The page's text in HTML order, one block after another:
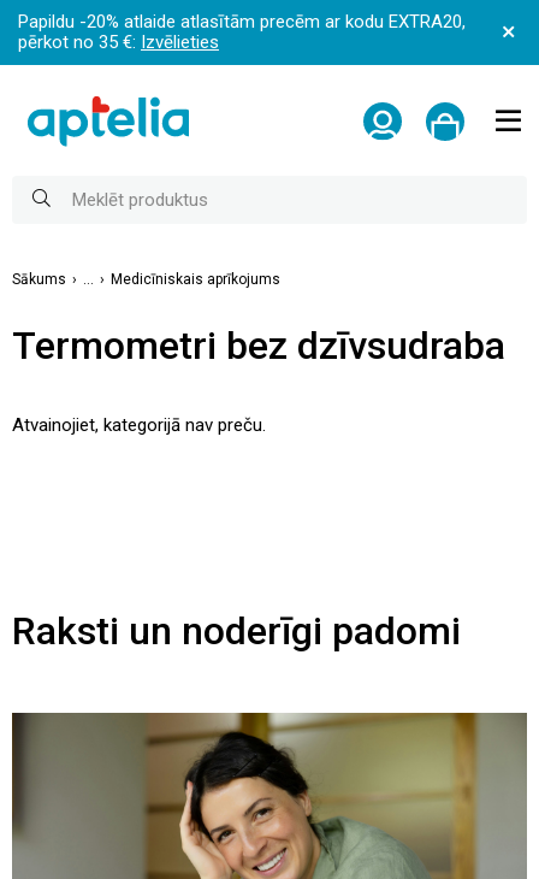
Papildu -20% atlaide atlasītām precēm ar kodu EXTRA20,
pērkot no 35 €: Izvēlieties
Sākums Medicīniskais aprīkojums
Termometri bez dzīvsudraba
Atvainojiet, kategorijā nav preču.
Raksti un noderīgi padomi